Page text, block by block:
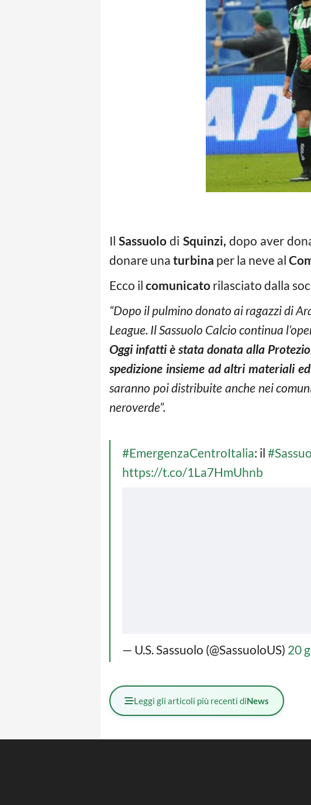
IlSassuolo di Squinzi, dopo aver
donare una turbina per la neve al
Ecco il comunicato rilasciato dalla
“Dopo il pulmino donato ai ragazzi di
League. Il Sassuolo Calcio continua
Oggi infattiè stata donata alla
spedizione insieme ad altri materiali
saranno poi distribuite anche nei
neroverde”.
#EmergenzaCentroItalia: il
https://t.co/1La7HmUhnb
— U.S. Sassuolo (@SassuoloUS) 20
Leggi gli articoli più recenti diNews